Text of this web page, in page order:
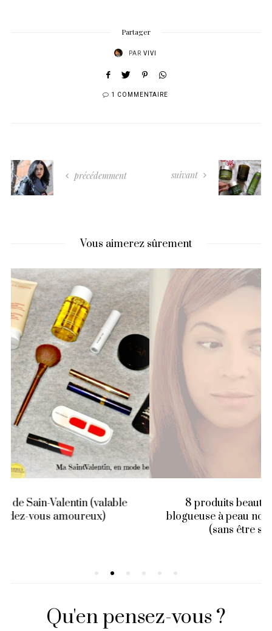
Partager
PAR VIVI
1 COMMENTAIRE
précédemment suivant
Vous aimerez sûrement
8 produits beauté à ne pas offrir à une
blogueuse à peau noire et aux cheveux crépus
Qu'en pensez-vous ?